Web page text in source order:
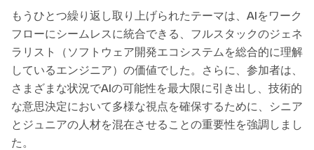
もうひとつ繰り返し取り上げられたテーマは、AIをワーク
フローにシームレスに統合できる、フルスタックのジェネ
ラリスト（ソフトウェア開発エコシステムを総合的に理解
しているエンジニア）の価値でした。さらに、参加者は、
さまざまな状況でAIの可能性を最大限に引き出し、技術的
な意思決定において多様な視点を確保するために、シニア
とジュニアの人材を混在させることの重要性を強調しまし
た。